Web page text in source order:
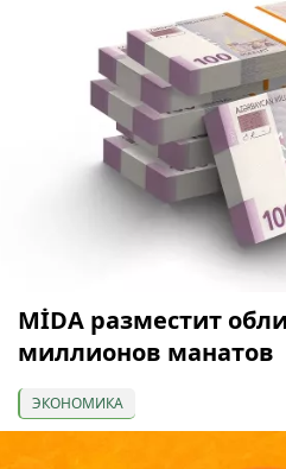
МİDA разместит
миллионов манатов
ЭКОНОМИКА